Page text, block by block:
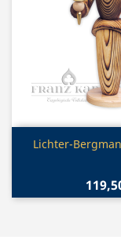

Lichter-